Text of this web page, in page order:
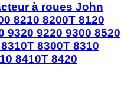
à roues John
8210 8200T 8120
9320 9220 9300 8520
8300T 8310
8410T 8420